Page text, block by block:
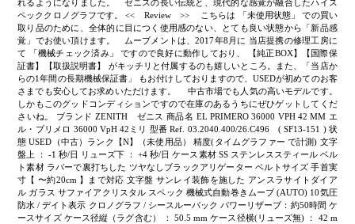
れるようになりました。 ゼニスの長い伝統と、現代的な感覚が融合したハイス
ペッククロノグラフです。 << Review >> こちらは 「未使用状態」 での買い
取り品のために、全体的に目につく使用感のない、とても良い状態から「新品感
覚」でお使い頂けます。 ムーブメントは、2017年8月に 当店提携の修理工房に
て 「機械チェック済み」 ですので良好に動作しており、 【純正BOX】【国際保
証書】【取扱説明書】 がキッチリと付属するのも嬉しいところ。また、「当店か
らの1年間の長期機械保証書」 もお付けしておりますので、USEDが初めてのお客
さまでも安心してお求めいただけます。 中古市場でも人気の高いモデルです。
しかもこのグッドコンディションですので在庫のあるうちにぜひゲットしてくだ
さいね。 ブランド ZENITH ゼニス 商品名 EL PRIMERO 36000 VPH 42 MM エ
ル・プリメロ 36000 VpH 42ミリ 型番 Ref. 03.2040.400/26.C496 ( SF13-151 ) 状
態 USED（中古）ランク【N】（未使用品） 精度(タイムグラファー で計測) 文字
盤上 ： -1 秒/日 リューズ下 ： +4 秒/日 ケース素材 SS ステンレススティール ベル
ト素材 ラバーで裏打ちした ツヤなしブラックアリゲーター ベルトサイズ 手首実
寸【 〜約20cm 】まで対応 文字盤 サンレイ装飾を施した アンスラサイトダイア
ル ガラス サファイアクリスタル スペック 機械式自動巻きムーブ (AUTO) 10気圧
防水 / デイト表示 クロノグラフ / シースルーバック パワーリザーブ：約50時間 ケ
ースサイズ ケース径縦（ラグ含む） ： 50.5 mm ケース径横(リューズ無) ： 42 m